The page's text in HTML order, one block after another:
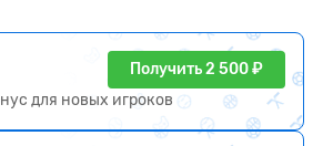
Получить 2 500 ₽
для новых игроков